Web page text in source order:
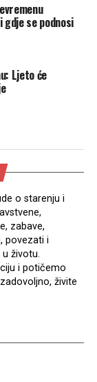
se podnosi
Ljeto će
o starenju i
zabave,
povezati i
životu.
i potičemo
živite